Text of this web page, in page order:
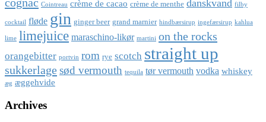
Cointreau crème de cacao crème de menthe danskvand filby
cocktail fløde gin ginger beer grand marnier hindbærsirup ingefærsirup kahlua
lime limejuice maraschino-likør martini on the rocks
orangebitter portvin rom rye scotch straight up
sukkerlagesød vermouth tequila tør vermouth vodka whiskey
æg æggehvide
Archives